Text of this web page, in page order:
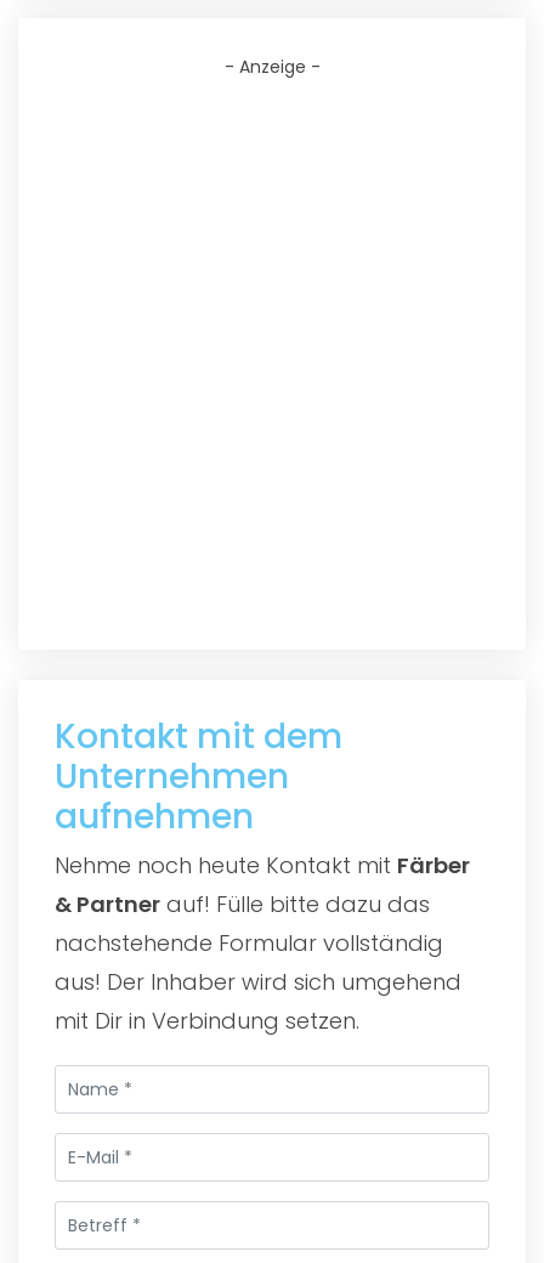
- Anzeige -
Kontakt mit dem
Unternehmen
aufnehmen
Nehme noch heute Kontakt mit Färber
& Partner auf! Fülle bitte dazu das
nachstehende Formular vollständig
aus! Der Inhaber wird sich umgehend
mit Dir in Verbindung setzen.